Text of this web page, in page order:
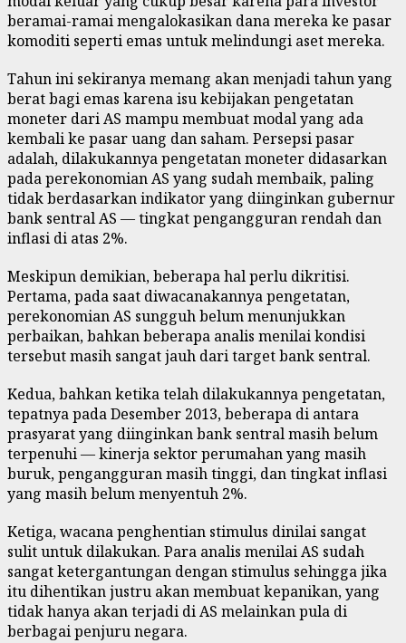
beramai-ramai mengalokasikan dana mereka ke pasar
komoditi seperti emas untuk melindungi aset mereka.
Tahun ini sekiranya memang akan menjadi tahun yang
berat bagi emas karena isu kebijakan pengetatan
moneter dari AS mampu membuat modal yang ada
kembali ke pasar uang dan saham. Persepsi pasar
adalah, dilakukannya pengetatan moneter didasarkan
pada perekonomian AS yang sudah membaik, paling
tidak berdasarkan indikator yang diinginkan gubernur
bank sentral AS — tingkat pengangguran rendah dan
inflasi di atas 2%.
Meskipun demikian, beberapa hal perlu dikritisi.
Pertama, pada saat diwacanakannya pengetatan,
perekonomian AS sungguh belum menunjukkan
perbaikan, bahkan beberapa analis menilai kondisi
tersebut masih sangat jauh dari target bank sentral.
Kedua, bahkan ketika telah dilakukannya pengetatan,
tepatnya pada Desember 2013, beberapa di antara
prasyarat yang diinginkan bank sentral masih belum
terpenuhi — kinerja sektor perumahan yang masih
buruk, pengangguran masih tinggi, dan tingkat inflasi
yang masih belum menyentuh 2%.
Ketiga, wacana penghentian stimulus dinilai sangat
sulit untuk dilakukan. Para analis menilai AS sudah
sangat ketergantungan dengan stimulus sehingga jika
itu dihentikan justru akan membuat kepanikan, yang
tidak hanya akan terjadi di AS melainkan pula di
berbagai penjuru negara.